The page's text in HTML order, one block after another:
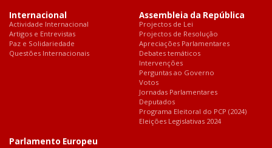
Internacional
Actividade Internacional
Artigos e Entrevistas
Paz e Solidariedade
Questões Internacionais
Assembleia da República
Projectos de Lei
Projectos de Resolução
Apreciações Parlamentares
Debates temáticos
Intervenções
Perguntas ao Governo
Votos
Jornadas Parlamentares
Deputados
Programa Eleitoral do PCP (2024)
Eleições Legislativas 2024
Parlamento Europeu